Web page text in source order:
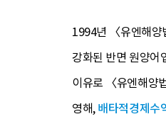
1994년 〈유엔해양
강화된 반면 원양어
이유로 〈유엔해양
영해,배타적경제수